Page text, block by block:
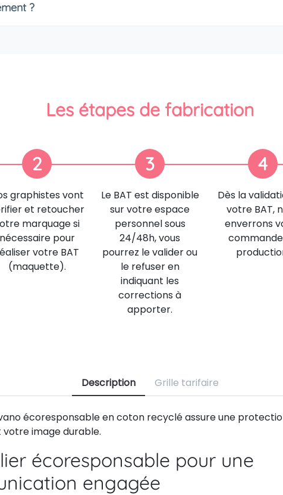
?
Les étapes de fabrication
2
graphistes vont
et retoucher
marquage si
nécessaire pour
votre BAT
(maquette).
3
Le BAT est disponible
sur votre espace
personnel sous
24/48h, vous
pourrez le valider ou
le refuser en
indiquant les
corrections à
apporter.
4
Dès la
votre BAT,
enverrons
Description Grille tarifaire
écoresponsable en coton recyclé assure une
image durable.
écoresponsable pour une
engagée